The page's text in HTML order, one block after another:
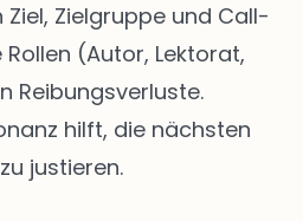
Zielgruppe und Call-
(Autor, Lektorat,
Reibungsverluste.
hilft, die nächsten
justieren.